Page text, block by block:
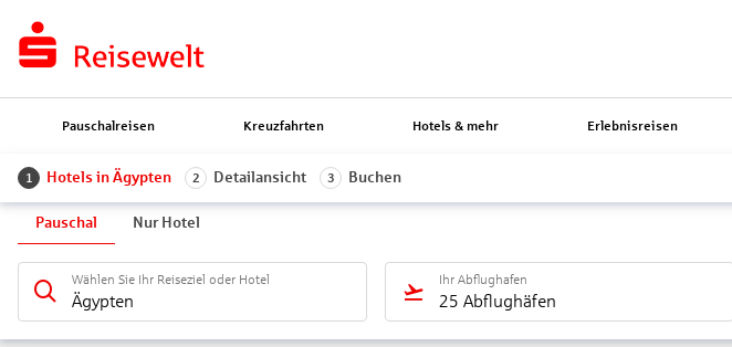
Pauschalreisen Kreuzfahrten Hotels & mehr Erlebnisreisen
1 Hotels in Ägypten 2 Detailansicht 3 Buchen
Pauschal Nur Hotel
Wählen Sie Ihr Reiseziel oder Hotel
Ägypten
Ihr Abflughafen
25 Abflughäfen